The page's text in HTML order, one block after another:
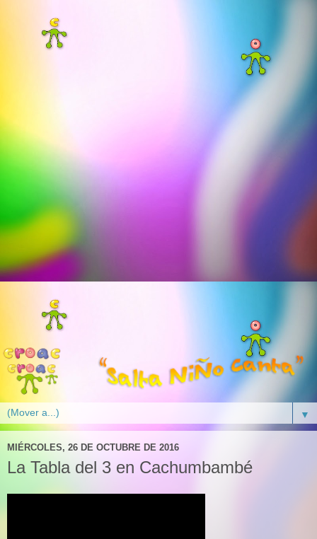
▼
MIÉRCOLES, 26 DE OCTUBRE DE 2016
La Tabla del 3 en Cachumbambé